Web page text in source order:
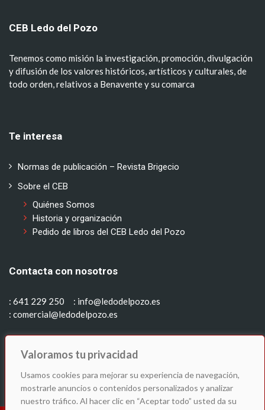
Valoramos tu privacidad
Usamos cookies para mejorar su experiencia de navegación,
mostrarle anuncios o contenidos personalizados y analizar
nuestro tráfico. Al hacer clic en “Aceptar todo” usted da su
CEB Ledo del Pozo
Tenemos como misión la investigación, promoción, divulgación
y difusión de los valores históricos, artísticos y culturales, de
todo orden, relativos a Benavente y su comarca
Te interesa
Normas de publicación – Revista Brigecio
Sobre el CEB
Quiénes Somos
Historia y organización
Pedido de libros del CEB Ledo del Pozo
Contacta con nosotros
: 641 229 250
: info@ledodelpozo.es
: comercial@ledodelpozo.es